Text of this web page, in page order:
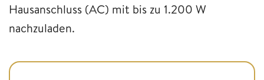
Hausanschluss (AC) mit bis zu 1.200 W
nachzuladen.